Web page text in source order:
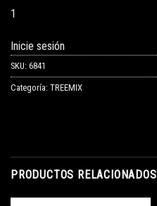
1
Inicie sesión
SKU: 6841
Categoría: TREEMIX
PRODUCTOS RELACIONADOS